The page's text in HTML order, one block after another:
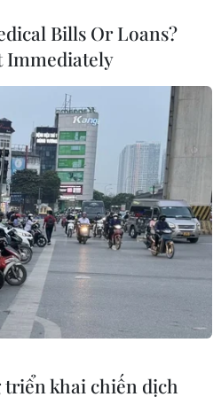
(Vietnam+)
#Khủng bố
#Bắt cóc
Bills Or Loans?
Immediately
triển khai chiến dịch